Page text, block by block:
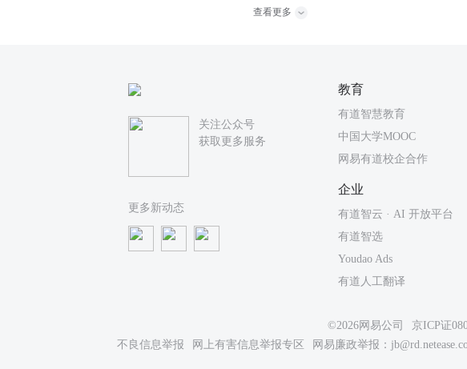
查看更多
关注公众号
获取更多服务
更多新动态
教育
有道智慧教育
中国大学MOOC
网易有道校企合作
企业
有道智云 · AI 开放平台
有道智选
Youdao Ads
有道人工翻译
©2026网易公司 京ICP证
不良信息举报
网上有害信息举报专区 网易廉政举报：